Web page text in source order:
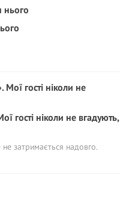
гості ніколи не вгадують,
затримається надовго.